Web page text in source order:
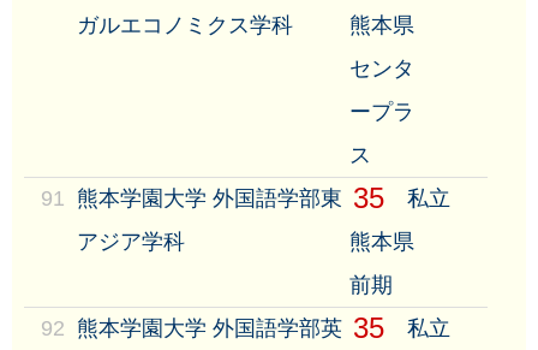
ガルエコノミクス学科
熊本県
センタ
ープラ
ス
91
熊本学園大学 外国語学部東
アジア学科
35
私立
熊本県
前期
92 熊本学園大学 外国語学部英 35
私立